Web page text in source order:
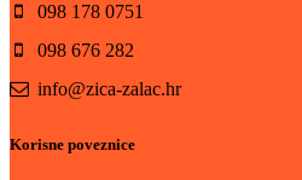
098 178 0751
098 676 282
info@zica-zalac.hr
Korisne poveznice